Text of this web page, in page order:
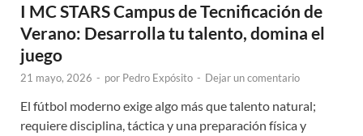
I MC STARS Campus de Tecnificación de
Verano: Desarrolla tu talento, domina el
juego
21 mayo, 2026 - por Pedro Expósito - Dejar un comentario
El fútbol moderno exige algo más que talento natural;
requiere disciplina, táctica y una preparación física y